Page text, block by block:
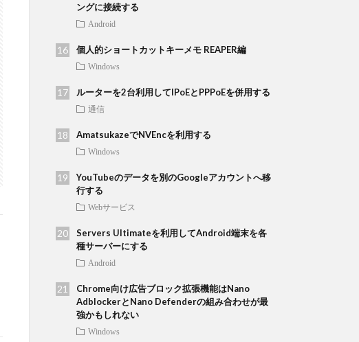
ングに接続する
Android
個人的ショートカットキーメモ REAPER編
Windows
ルーターを2台利用してIPoEとPPPoEを併用する
通信
AmatsukazeでNVEncを利用する
Windows
YouTubeのデータを別のGoogleアカウントへ移
行する
Webサービス
Servers Ultimateを利用してAndroid端末を各
種サーバーにする
Android
Chrome向け広告ブロック拡張機能はNano
AdblockerとNano Defenderの組み合わせが最
強かもしれない
Windows